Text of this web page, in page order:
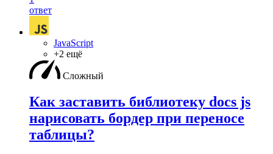
ответ
JavaScript
+2 ещё
Сложный
Как заставить библиотеку docs js
нарисовать бордер при переносе
таблицы?